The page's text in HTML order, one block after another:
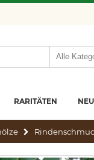
RARITÄTEN